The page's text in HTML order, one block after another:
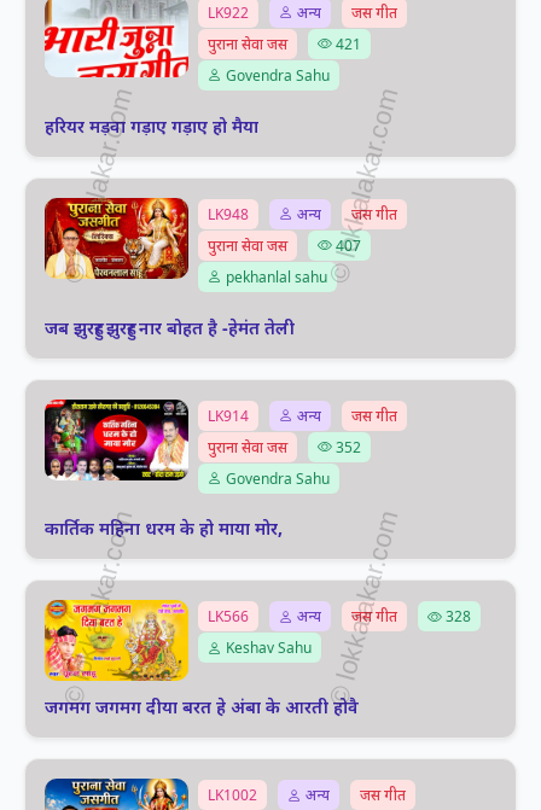
LK922 अन्य
जस गीत
पुराना सेवा जस
421
Govendra Sahu
हरियर मड़वा गड़ाए गड़ाए हो मैया
LK948 अन्य
जस गीत
पुराना सेवा जस
407
pekhanlal sahu
जब झुरहुर झुरहुर नार बोहत है -हेमंत तेली
LK914 अन्य
जस गीत
पुराना सेवा जस
352
Govendra Sahu
कार्तिक महिना धरम के हो माया मोर,
LK566 अन्य जस गीत
328
Keshav Sahu
जगमग जगमग दीया बरत हे अंबा के आरती होवै
LK1002 अन्य जस गीत